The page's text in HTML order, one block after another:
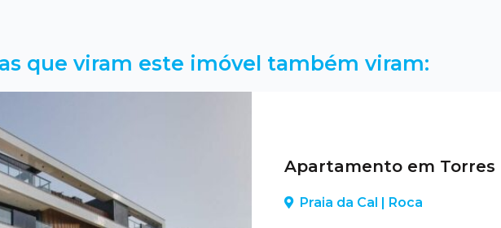
que viram este imóvel também viram:
Apartamento em Torres
Praia da Cal | Roca